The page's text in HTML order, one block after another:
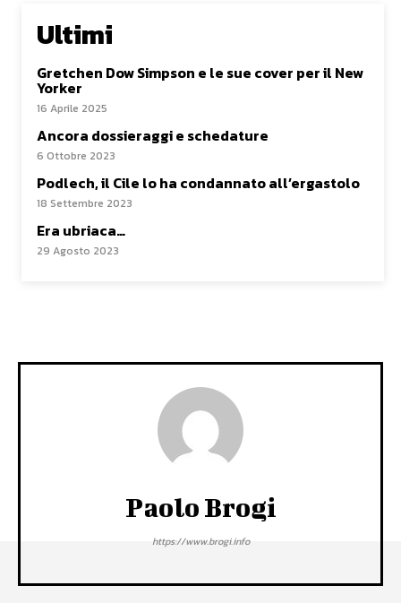
Ultimi
Gretchen Dow Simpson e le sue cover per il New
Yorker
16 Aprile 2025
Ancora dossieraggi e schedature
6 Ottobre 2023
Podlech, il Cile lo ha condannato all’ergastolo
18 Settembre 2023
Era ubriaca…
29 Agosto 2023
Paolo Brogi
https://www.brogi.info